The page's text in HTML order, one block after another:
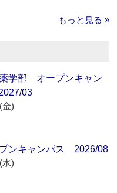
もっと見る »
学部 オープンキャン
03
金)
ンキャンパス 2026/08
水)